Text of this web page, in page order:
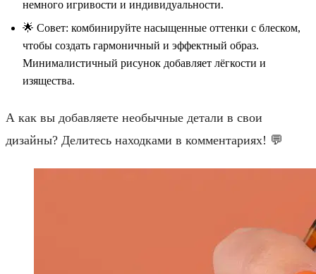
немного игривости и индивидуальности.
🌟 Совет: комбинируйте насыщенные оттенки с блеском,
чтобы создать гармоничный и эффектный образ.
Минималистичный рисунок добавляет лёгкости и
изящества.
А как вы добавляете необычные детали в свои
дизайны? Делитесь находками в комментариях! 💬